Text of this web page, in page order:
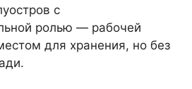
с
ролью — рабочей
для хранения, но без